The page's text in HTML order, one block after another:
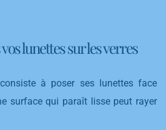
lunettes sur les verres
à poser ses lunettes face
surface qui paraît lisse peut rayer